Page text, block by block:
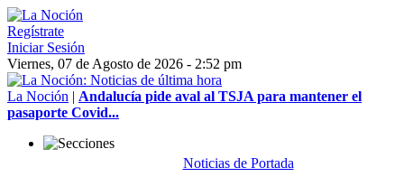
Regístrate
Iniciar Sesión
Viernes, 07 de Agosto de 2026 - 2:52 pm
La Noción | Andalucía pide aval al TSJA para mantener el
pasaporte Covid...
Noticias de Portada